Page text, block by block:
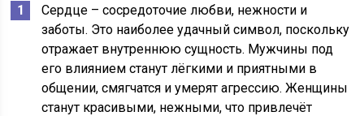
Сердце – сосредоточие любви, нежности и
заботы. Это наиболее удачный символ, поскольку
отражает внутреннюю сущность. Мужчины под
его влиянием станут лёгкими и приятными в
общении, смягчатся и умерят агрессию. Женщины
станут красивыми, нежными, что привлечёт